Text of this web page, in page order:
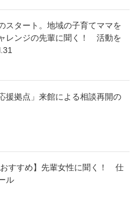
スタート。地域の子育てママを
レンジの先輩に聞く！ 活動を
援拠点」来館による相談再開の
おすすめ】先輩女性に聞く！ 仕
ル